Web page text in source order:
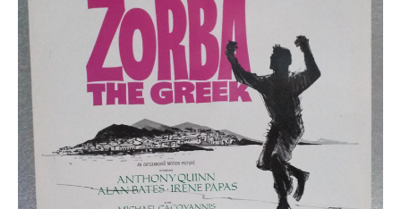
The
Greek
-
Original
Soundtrack
-
Disc
VINIL
LP
VG
VG+